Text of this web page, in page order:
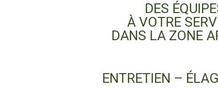
DES
À VOTRE
DANS LA ZONE
ENTRETIEN –